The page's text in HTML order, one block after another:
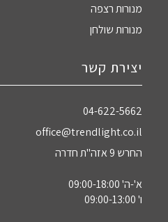
מנורות רצפה
מנורות שולחן
יצירת קשר
04-622-5662‏
office@trendlight.co.il
החרש 9 אזה"ת חדרה
א'-ה' 09:00-18:00
ו' 09:00-13:00